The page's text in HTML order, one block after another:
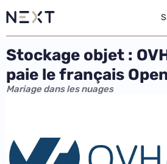
Stockage objet :
paie le français
Mariage dans les nuages